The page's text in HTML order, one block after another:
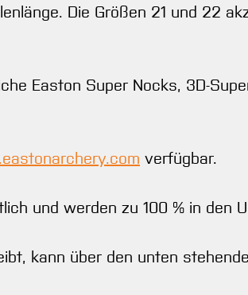
Die Größen 21 und 22
Easton Super Nocks, 3D-
verfügbar.
und werden zu 100 % in den
kann über den unten